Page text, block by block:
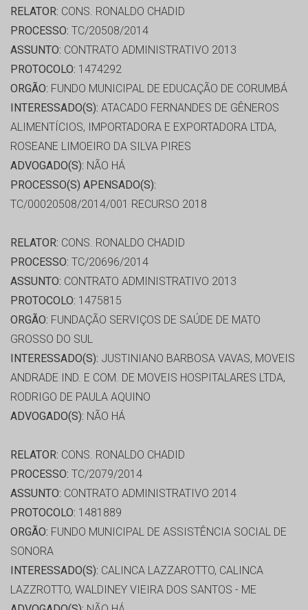
RELATOR: CONS. RONALDO CHADID
PROCESSO: TC/20508/2014
ASSUNTO: CONTRATO ADMINISTRATIVO 2013
PROTOCOLO: 1474292
ORGÃO: FUNDO MUNICIPAL DE EDUCAÇÃO DE CORUMBÁ
INTERESSADO(S): ATACADO FERNANDES DE GÊNEROS
ALIMENTÍCIOS, IMPORTADORA E EXPORTADORA LTDA,
ROSEANE LIMOEIRO DA SILVA PIRES
ADVOGADO(S): NÃO HÁ
PROCESSO(S) APENSADO(S):
TC/00020508/2014/001 RECURSO 2018
RELATOR: CONS. RONALDO CHADID
PROCESSO: TC/20696/2014
ASSUNTO: CONTRATO ADMINISTRATIVO 2013
PROTOCOLO: 1475815
ORGÃO: FUNDAÇÃO SERVIÇOS DE SAÚDE DE MATO
GROSSO DO SUL
INTERESSADO(S): JUSTINIANO BARBOSA VAVAS, MOVEIS
ANDRADE IND. E COM. DE MOVEIS HOSPITALARES LTDA,
RODRIGO DE PAULA AQUINO
ADVOGADO(S): NÃO HÁ
RELATOR: CONS. RONALDO CHADID
PROCESSO: TC/2079/2014
ASSUNTO: CONTRATO ADMINISTRATIVO 2014
PROTOCOLO: 1481889
ORGÃO: FUNDO MUNICIPAL DE ASSISTÊNCIA SOCIAL DE
SONORA
INTERESSADO(S): CALINCA LAZZAROTTO, CALINCA
LAZZROTTO, WALDINEY VIEIRA DOS SANTOS - ME